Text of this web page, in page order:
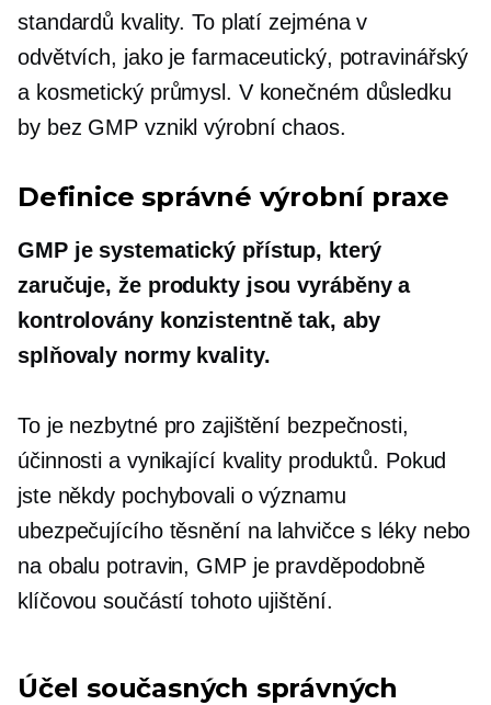
standardů kvality. To platí zejména v
odvětvích, jako je farmaceutický, potravinářský
a kosmetický průmysl. V konečném důsledku
by bez GMP vznikl výrobní chaos.
Definice správné výrobní praxe
GMP je systematický přístup, který
zaručuje, že produkty jsou vyráběny a
kontrolovány konzistentně tak, aby
splňovaly normy kvality.
To je nezbytné pro zajištění bezpečnosti,
účinnosti a vynikající kvality produktů. Pokud
jste někdy pochybovali o významu
ubezpečujícího těsnění na lahvičce s léky nebo
na obalu potravin, GMP je pravděpodobně
klíčovou součástí tohoto ujištění.
Účel současných správných